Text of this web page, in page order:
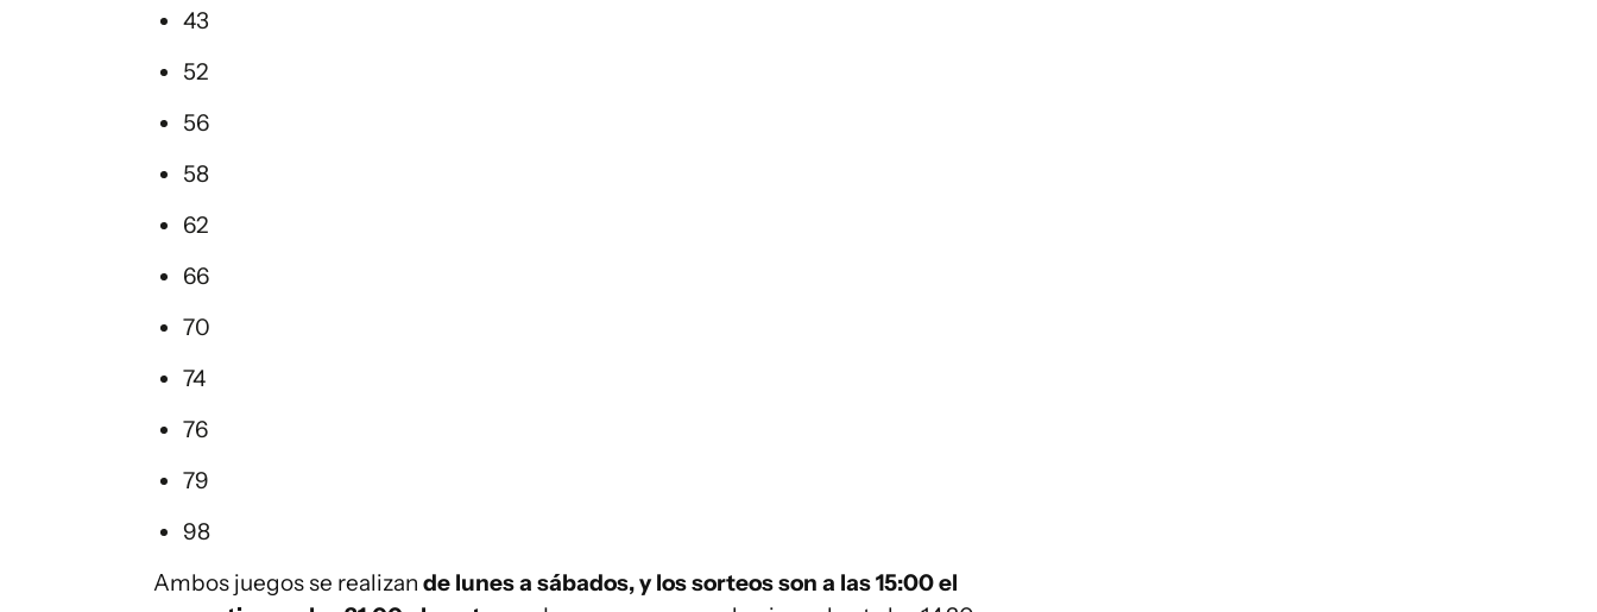
43
52
56
58
62
66
70
74
76
79
98
Ambos juegos se realizan de lunes a sábados, y los sorteos son a las 15:00 el